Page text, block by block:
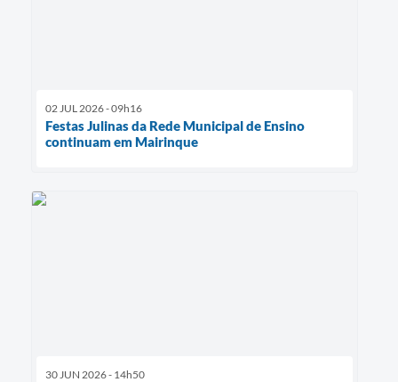
02 JUL 2026 - 09h16
Festas Julinas da Rede Municipal de Ensino
continuam em Mairinque
30 JUN 2026 - 14h50